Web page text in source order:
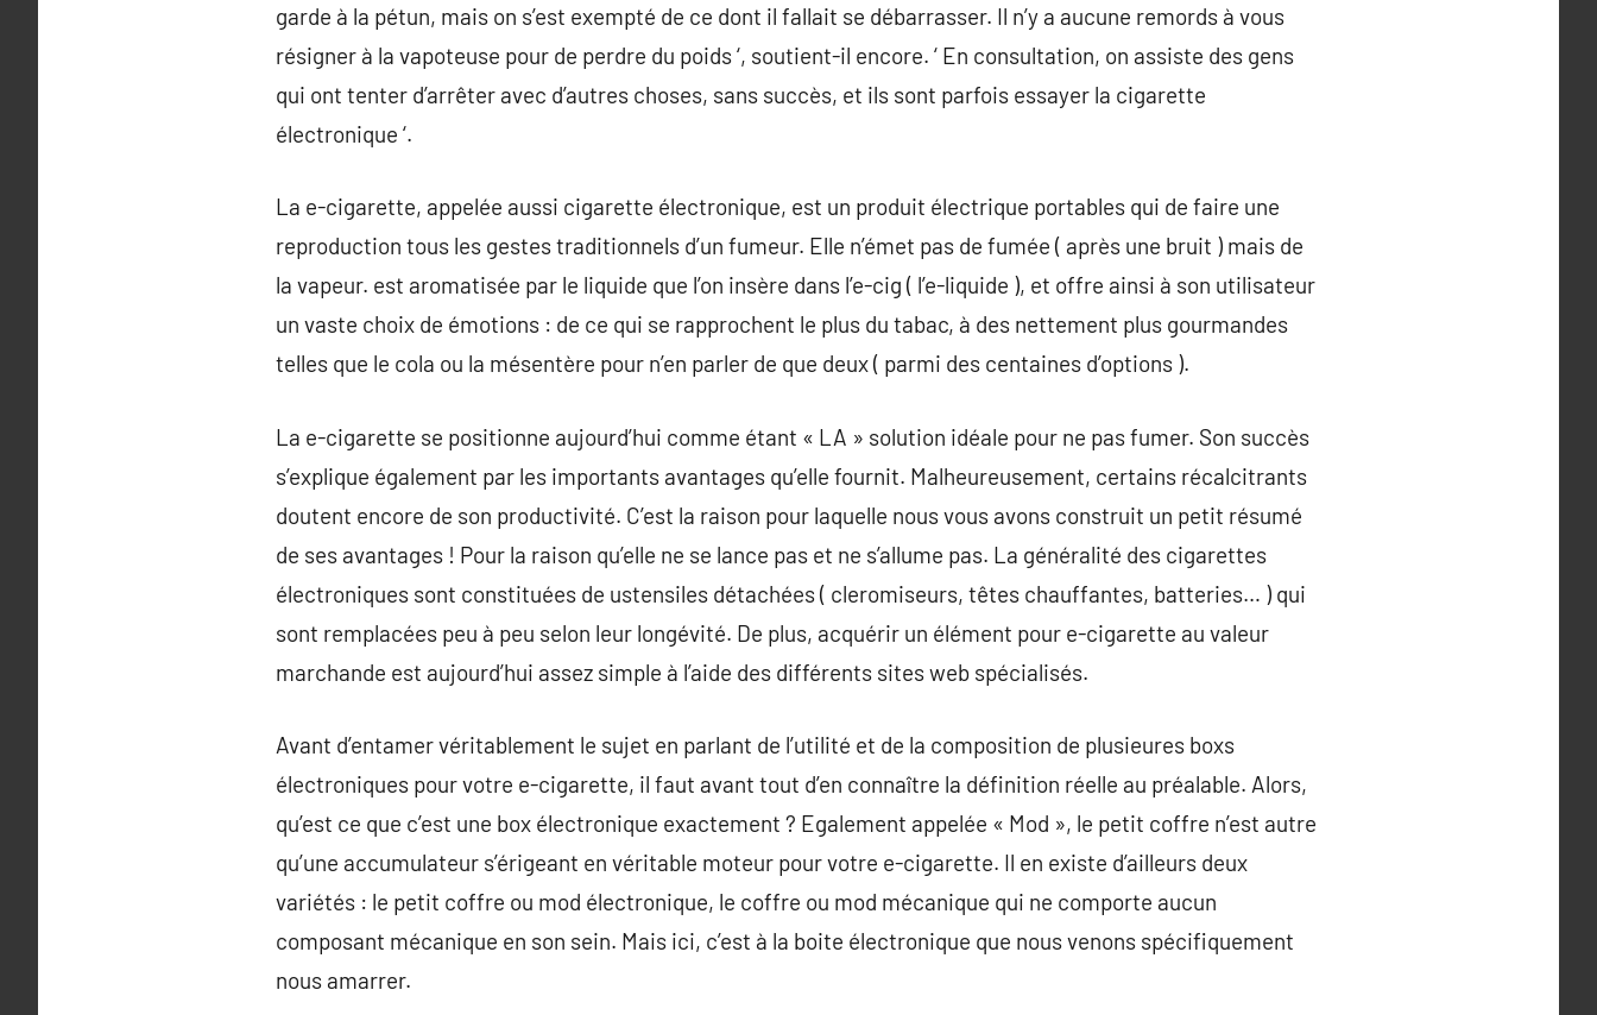
garde à la pétun, mais on s’est exempté de ce dont il fallait se débarrasser. Il n’y a aucune remords à vous
résigner à la vapoteuse pour de perdre du poids ‘, soutient-il encore. ‘ En consultation, on assiste des gens
qui ont tenter d’arrêter avec d’autres choses, sans succès, et ils sont parfois essayer la cigarette
électronique ‘.
La e-cigarette, appelée aussi cigarette électronique, est un produit électrique portables qui de faire une
reproduction tous les gestes traditionnels d’un fumeur. Elle n’émet pas de fumée ( après une bruit ) mais de
la vapeur. est aromatisée par le liquide que l’on insère dans l’e-cig ( l’e-liquide ), et offre ainsi à son utilisateur
un vaste choix de émotions : de ce qui se rapprochent le plus du tabac, à des nettement plus gourmandes
telles que le cola ou la mésentère pour n’en parler de que deux ( parmi des centaines d’options ).
La e-cigarette se positionne aujourd’hui comme étant « LA » solution idéale pour ne pas fumer. Son succès
s’explique également par les importants avantages qu’elle fournit. Malheureusement, certains récalcitrants
doutent encore de son productivité. C’est la raison pour laquelle nous vous avons construit un petit résumé
de ses avantages ! Pour la raison qu’elle ne se lance pas et ne s’allume pas. La généralité des cigarettes
électroniques sont constituées de ustensiles détachées ( cleromiseurs, têtes chauffantes, batteries… ) qui
sont remplacées peu à peu selon leur longévité. De plus, acquérir un élément pour e-cigarette au valeur
marchande est aujourd’hui assez simple à l’aide des différents sites web spécialisés.
Avant d’entamer véritablement le sujet en parlant de l’utilité et de la composition de plusieures boxs
électroniques pour votre e-cigarette, il faut avant tout d’en connaître la définition réelle au préalable. Alors,
qu’est ce que c’est une box électronique exactement ? Egalement appelée « Mod », le petit coffre n’est autre
qu’une accumulateur s’érigeant en véritable moteur pour votre e-cigarette. Il en existe d’ailleurs deux
variétés : le petit coffre ou mod électronique, le coffre ou mod mécanique qui ne comporte aucun
composant mécanique en son sein. Mais ici, c’est à la boite électronique que nous venons spécifiquement
nous amarrer.